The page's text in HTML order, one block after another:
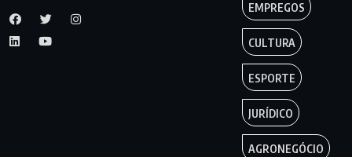
EMPREGOS
CULTURA
ESPORTE
JURÍDICO
AGRONEGÓCIO